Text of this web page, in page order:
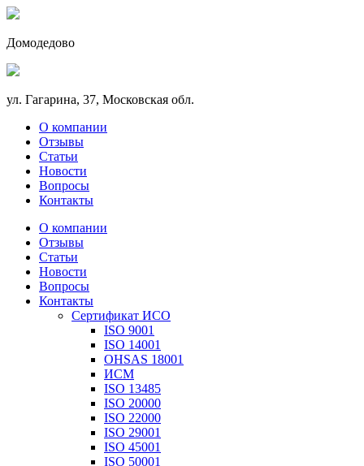
Домодедово
ул. Гагарина, 37, Московская обл.
О компании
Отзывы
Статьи
Новости
Вопросы
Контакты
О компании
Отзывы
Статьи
Новости
Вопросы
Контакты
Сертификат ИСО
ISO 9001
ISO 14001
OHSAS 18001
ИСМ
ISO 13485
ISO 20000
ISO 22000
ISO 29001
ISO 45001
ISO 50001